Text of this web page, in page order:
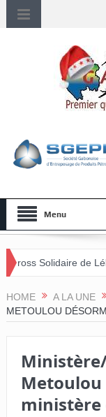
Menu
Lébamba/
HOME A LA UNE
METOULOU
Metoulou
ministère